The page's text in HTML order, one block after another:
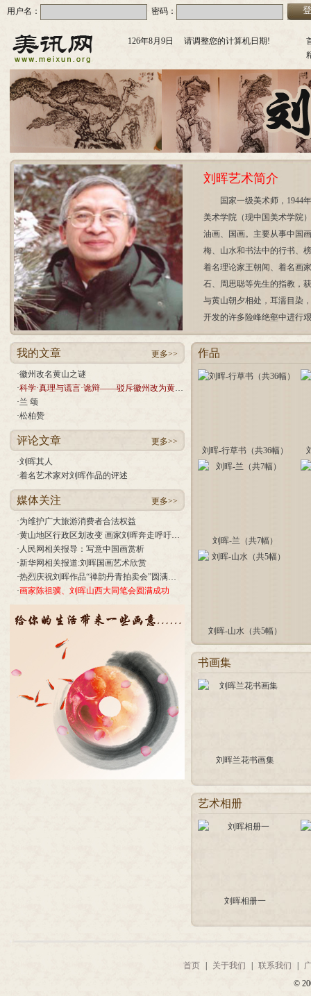
用户名： 密码：
126年8月9日 请调整您的计算机日期!
刘晖艺术简介
国家一级美术师，1944
美术学院（现中国美术学院
油画、国画。主要从事中国
梅、山水和书法中的行书、
着名理论家王朝闻、着名画
石、周思聪等先生的指教，
与黄山朝夕相处，耳濡目染
开发的许多险峰绝壑中进行
我的文章 更多>>
·徽州改名黄山之谜
·科学·真理与谎言·诡辩——驳斥徽州改为黄山市、拒绝恢复徽州与原省辖黄山市的几条理由
·兰 颂
·松柏赞
评论文章 更多>>
·刘晖其人
·着名艺术家对刘晖作品的评述
媒体关注 更多>>
·为维护广大旅游消费者合法权益
·黄山地区行政区划改变 画家刘晖奔走呼吁尊重历史
· 人民网相关报导：写意中国画赏析
·新华网相关报道:刘晖国画艺术欣赏
·热烈庆祝刘晖作品“禅韵丹青拍卖会”圆满成交
·画家陈祖骥、刘晖山西大同笔会圆满成功
作品
刘晖-行草书（共36幅）
刘晖-兰（共7幅）
刘晖-山水（共5幅）
书画集
刘晖兰花书画集
艺术相册
刘晖相册一
首页 关于我们 联系我们
©